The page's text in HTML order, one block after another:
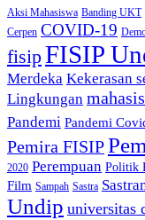
Aksi Mahasiswa Banding UKT
Cerpen COVID-19
fisipFISIP
Merdeka Kekerasan
Lingkungan
Pandemi Pandemi
Pemira FISIP
2020 Perempuan Politik
Film Sampah Sastra
Undip universitas